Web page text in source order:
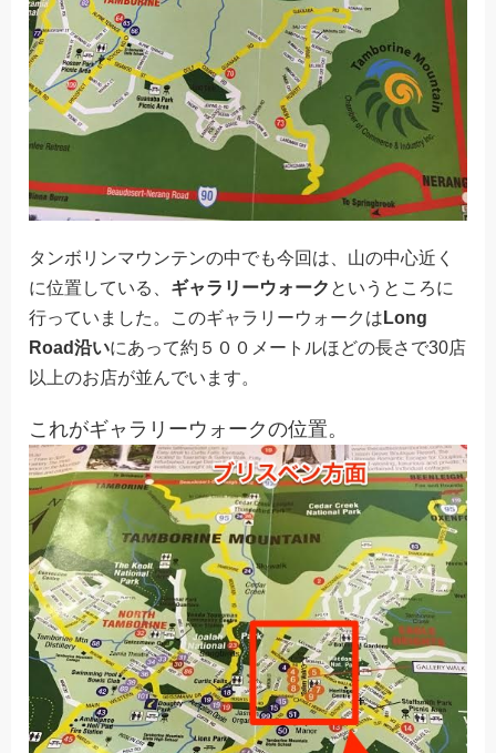
タンボリンマウンテンの中でも今回は、山の中心近く
に位置している、 ギャラリーウォーク というところに
行っていました。このギャラリーウォークは Long
Road沿いにあって約５００メートルほどの長さで30店
以上のお店が並んでいます。
これがギャラリーウォークの位置。